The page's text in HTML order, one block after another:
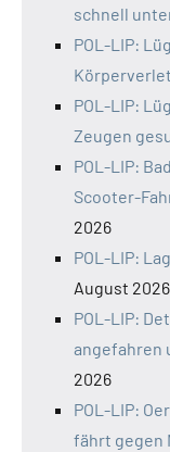
schnell
POL-LIP:
POL-LIP:
Zeugen
POL-LIP:
Scooter-
2026
POL-LIP:
August 2026
POL-LIP:
angefahren
2026
POL-LIP:
fährt gegen